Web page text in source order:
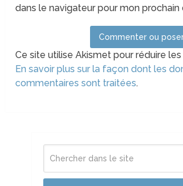
dans le navigateur pour mon
Ce site utilise Akismet pour réduire
En savoir plus sur la façon dont les
commentaires sont traitées.